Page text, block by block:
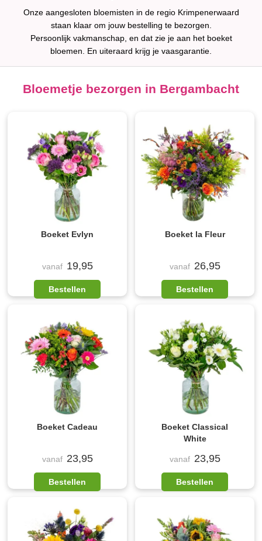
Onze aangesloten bloemisten in de regio Krimpenerwaard
staan klaar om jouw bestelling te bezorgen.
Persoonlijk vakmanschap, en dat zie je aan het boeket
bloemen. En uiteraard krijg je vaasgarantie.
Bloemetje bezorgen in Bergambacht
Boeket Evlyn
vanaf 19,95
Bestellen
Boeket la Fleur
vanaf 26,95
Bestellen
Boeket Cadeau
vanaf 23,95
Bestellen
Boeket Classical
White
vanaf 23,95
Bestellen